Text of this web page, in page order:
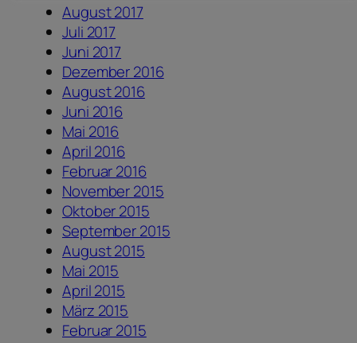
August 2017
Juli 2017
Juni 2017
Dezember 2016
August 2016
Juni 2016
Mai 2016
April 2016
Februar 2016
November 2015
Oktober 2015
September 2015
August 2015
Mai 2015
April 2015
März 2015
Februar 2015